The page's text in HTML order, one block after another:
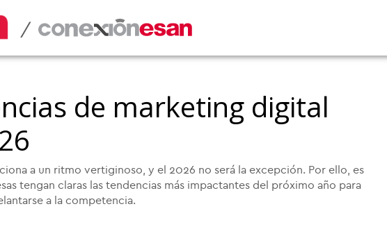
/
de marketing digital
a un ritmo vertiginoso, y el 2026 no será la excepción. Por ello, es
tengan claras las tendencias más impactantes del próximo año para
a la competencia.